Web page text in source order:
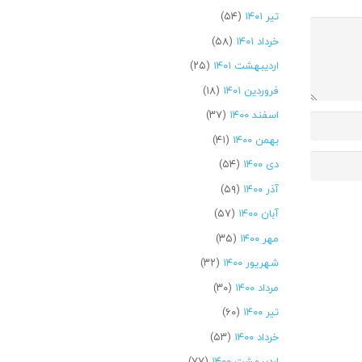
تیر ۱۴۰۱
(۵۴)
خرداد ۱۴۰۱
(۵۸)
اردیبهشت ۱۴۰۱
(۲۵)
فروردین ۱۴۰۱
(۱۸)
اسفند ۱۴۰۰
(۳۷)
بهمن ۱۴۰۰
(۴۱)
دی ۱۴۰۰
(۵۴)
آذر ۱۴۰۰
(۵۹)
آبان ۱۴۰۰
(۵۷)
مهر ۱۴۰۰
(۳۵)
شهریور ۱۴۰۰
(۳۲)
مرداد ۱۴۰۰
(۳۰)
تیر ۱۴۰۰
(۶۰)
خرداد ۱۴۰۰
(۵۳)